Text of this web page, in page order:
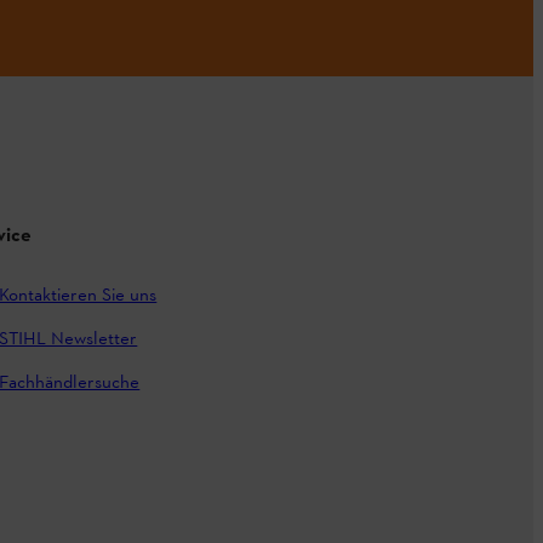
Kontaktieren Sie uns
STIHL Newsletter
Fachhändlersuche